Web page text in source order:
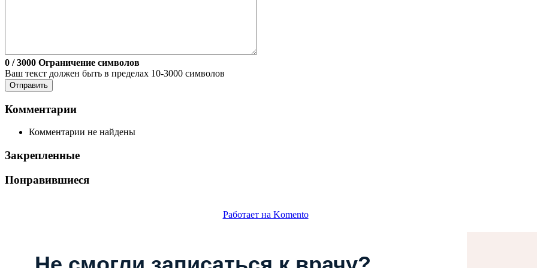
0 / 3000 Ограничение символов
Ваш текст должен быть в пределах 10-3000 символов
Отправить
Комментарии
Комментарии не найдены
Закрепленные
Понравившиеся
Работает на Komento